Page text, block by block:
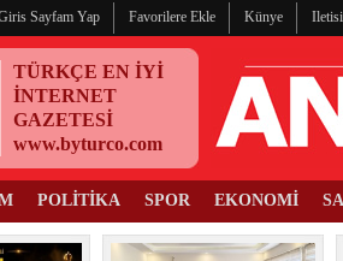
Sayfam Yap Favorilere Ekle Künye
TÜRKÇE EN İYİ
İNTERNET
GAZETESİ
www.byturco.com
POLİTİKA SPOR EKONOMİ